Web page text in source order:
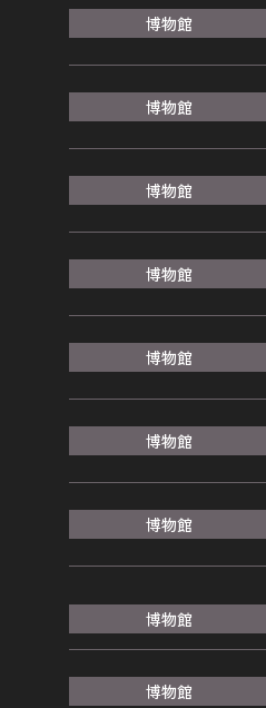
博物館
博物館
博物館
博物館
博物館
博物館
博物館
博物館
博物館